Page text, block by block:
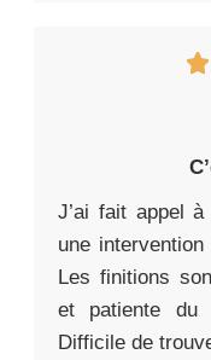
J’ai fait appel
une
Les finitions
et patiente
Difficile de